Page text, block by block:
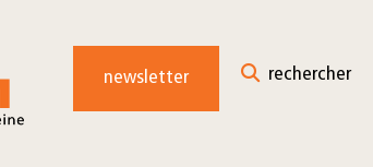
newsletter rechercher